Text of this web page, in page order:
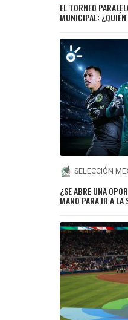
EL TORNEO
MUNICIPAL: ¿QUIÉN
SELECCIÓN
¿SE ABRE UNA
MANO PARA IR A LA